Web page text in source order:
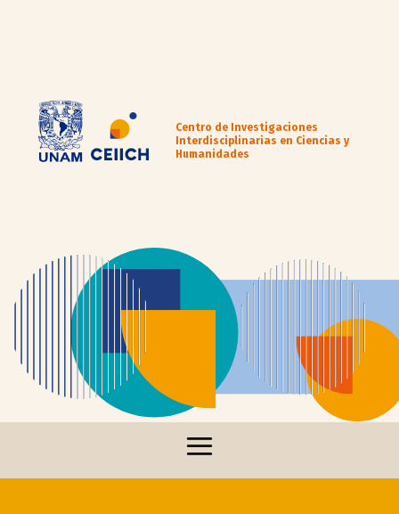
Centro de Investigaciones
Interdisciplinarias en Ciencias y
Humanidades